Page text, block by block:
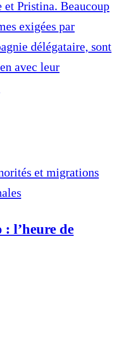
Pristina. Beaucoup
exigées par
délégataire, sont
avec leur
et migrations
: l’heure de